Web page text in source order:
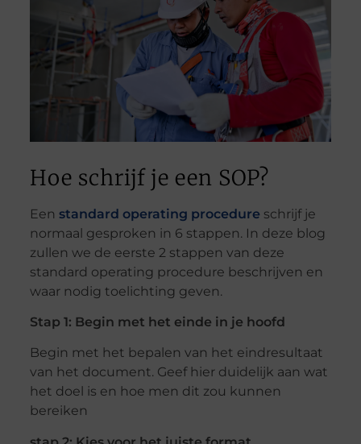
Hoe schrijf je een SOP?
Een standard operating procedure schrijf je
normaal gesproken in 6 stappen. In deze blog
zullen we de eerste 2 stappen van deze
standard operating procedure beschrijven en
waar nodig toelichting geven.
Stap 1: Begin met het einde in je hoofd
Begin met het bepalen van het eindresultaat
van het document. Geef hier duidelijk aan wat
het doel is en hoe men dit zou kunnen
bereiken